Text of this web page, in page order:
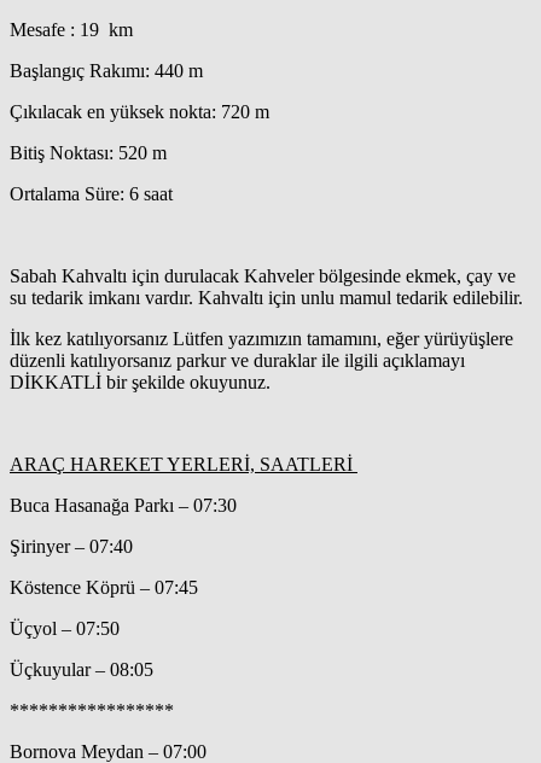
Mesafe : 19 km
Başlangıç Rakımı: 440 m
Çıkılacak en yüksek nokta: 720 m
Bitiş Noktası: 520 m
Ortalama Süre: 6 saat
Sabah Kahvaltı için durulacak Kahveler bölgesinde ekmek, çay ve
su tedarik imkanı vardır. Kahvaltı için unlu mamul tedarik edilebilir.
İlk kez katılıyorsanız Lütfen yazımızın tamamını, eğer yürüyüşlere
düzenli katılıyorsanız parkur ve duraklar ile ilgili açıklamayı
DİKKATLİ bir şekilde okuyunuz.
ARAÇ HAREKET YERLERİ, SAATLERİ
Buca Hasanağa Parkı – 07:30
Şirinyer – 07:40
Köstence Köprü – 07:45
Üçyol – 07:50
Üçkuyular – 08:05
*****************
Bornova Meydan – 07:00